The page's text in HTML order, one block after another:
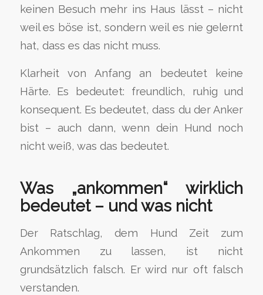
keinen Besuch mehr ins Haus lässt – nicht
weil es böse ist, sondern weil es nie gelernt
hat, dass es das nicht muss.
Klarheit von Anfang an bedeutet keine
Härte. Es bedeutet: freundlich, ruhig und
konsequent. Es bedeutet, dass du der Anker
bist – auch dann, wenn dein Hund noch
nicht weiß, was das bedeutet.
Was „ankommen“ wirklich
bedeutet – und was nicht
Der Ratschlag, dem Hund Zeit zum
Ankommen zu lassen, ist nicht
grundsätzlich falsch. Er wird nur oft falsch
verstanden.